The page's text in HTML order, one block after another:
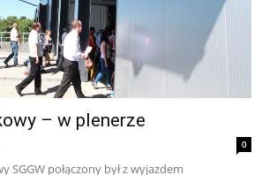
– w plenerze
0
SGGW połączony był z wyjazdem